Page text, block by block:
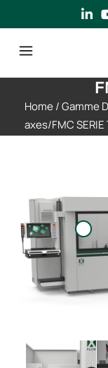
Home /Gamme
axes/FMC SERIE